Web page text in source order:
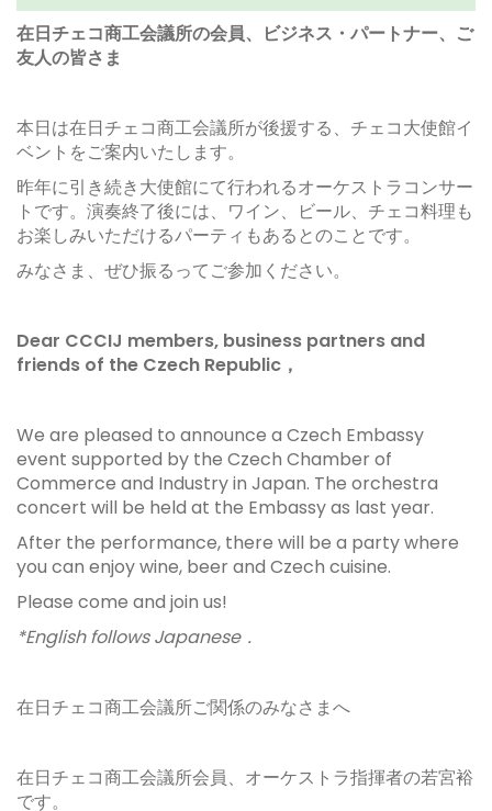
在日チェコ商工会議所の会員、ビジネス・パートナー、ご
友人の皆さま
本日は在日チェコ商工会議所が後援する、チェコ大使館イ
ベントをご案内いたします。
昨年に引き続き大使館にて行われるオーケストラコンサー
トです。演奏終了後には、ワイン、ビール、チェコ料理も
お楽しみいただけるパーティもあるとのことです。
みなさま、ぜひ振るってご参加ください。
Dear CCCIJ members, business partners and
friends of the Czech Republic，
We are pleased to announce a Czech Embassy
event supported by the Czech Chamber of
Commerce and Industry in Japan. The orchestra
concert will be held at the Embassy as last year.
After the performance, there will be a party where
you can enjoy wine, beer and Czech cuisine.
Please come and join us!
*English follows Japanese．
在日チェコ商工会議所ご関係のみなさまへ
在日チェコ商工会議所会員、オーケストラ指揮者の若宮裕
です。